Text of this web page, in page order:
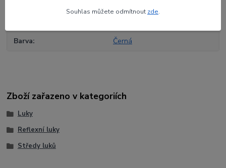
Barva Černá
Zboží zařazeno v kategoriích
Luky
Reflexní luky
Středy luků
Souhlas můžete odmítnout zde.